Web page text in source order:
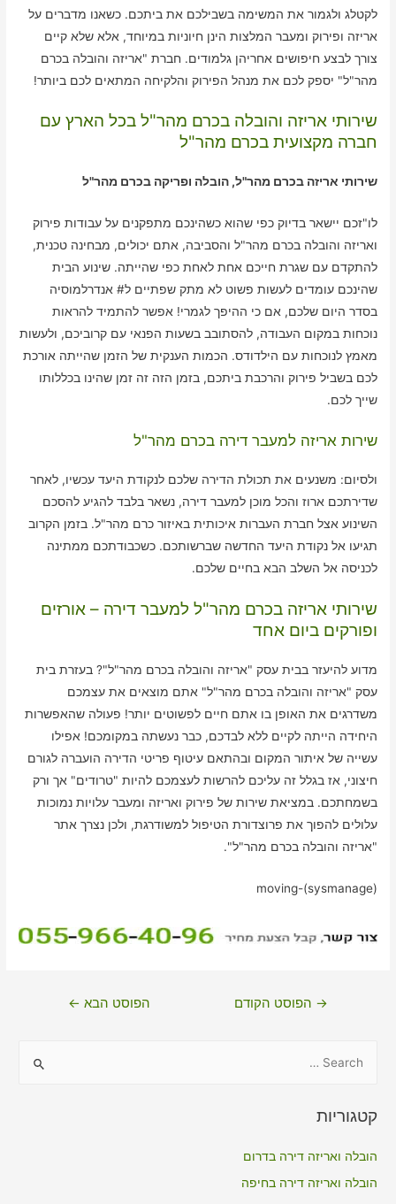
לקטלג ולגמור את המשימה בשבילכם את ביתכם. כשאנו מדברים על
אריזה ופירוק ומעבר המלצות הינן חיוניות במיוחד, אלא שלא קיים
צורך לבצע חיפושים אחריהן גלמודים. חברת "אריזה והובלה בכרם
מהר"ל" יספק לכם את מנהל הפירוק והלקיחה המתאים לכם ביותר!
שירותי אריזה והובלה בכרם מהר"ל בכל הארץ עם
חברה מקצועית בכרם מהר"ל
שירותי אריזה בכרם מהר"ל, הובלה ופריקה בכרם מהר"ל
לו"זכם יישאר בדיוק כפי שהוא כשהינכם מתפקנים על עבודות פירוק
ואריזה והובלה בכרם מהר"ל והסביבה, אתם יכולים, מבחינה טכנית,
להתקדם עם שגרת חייכם אחת לאחת כפי שהייתה. שינוע הבית
שהינכם עומדים לעשות פשוט לא מתק שפתיים ל# אנדרלמוסיה
בסדר היום שלכם, אם כי ההיפך לגמרי! אפשר להתמיד להראות
נוכחות במקום העבודה, להסתובב בשעות הפנאי עם קרוביכם, ולעשות
מאמץ לנוכחות עם הילדודס. הכמות הענקית של הזמן שהייתה אורכת
לכם בשביל פירוק והרכבת ביתכם, בזמן הזה זה זמן שהינו בכללותו
שייך לכם.
שירות אריזה למעבר דירה בכרם מהר"ל
ולסיום: משנעים את תכולת הדירה שלכם לנקודת היעד עכשיו, לאחר
שדירתכם ארוז והכל מוכן למעבר דירה, נשאר בלבד להגיע להסכם
השינוע אצל חברת העברות איכותית באיזור כרם מהר"ל. בזמן הקרוב
תגיעו אל נקודת היעד החדשה שברשותכם. כשכבודתכם ממתינה
לכניסה אל השלב הבא בחיים שלכם.
שירותי אריזה בכרם מהר"ל למעבר דירה – אורזים
ופורקים ביום אחד
מדוע להיעזר בבית עסק "אריזה והובלה בכרם מהר"ל"? בעזרת בית
עסק "אריזה והובלה בכרם מהר"ל" אתם מוצאים את עצמכם
משדרגים את האופן בו אתם חיים לפשוטים יותר! פעולה שהאפשרות
היחידה הייתה לקיים ללא לבדכם, כבר נעשתה במקומכם! אפילו
עשייה של איתור המקום ובהתאם עיטוף פריטי הדירה הועברה לגורם
חיצוני, אז בגלל זה עליכם להרשות לעצמכם להיות "טרודים" אך ורק
בשמחתכם. במציאת שירות של פירוק ואריזה ומעבר עלויות נמוכות
עלולים להפוך את פרוצדורת הטיפול למשודרגת, ולכן נצרך אתר
"אריזה והובלה בכרם מהר"ל".
moving-(sysmanage)
ניווט→ הפוסט הקודם הפוסט הבא ←
r
קטגוריות
הובלה ואריזה דירה בדרום
הובלה ואריזה דירה בחיפה